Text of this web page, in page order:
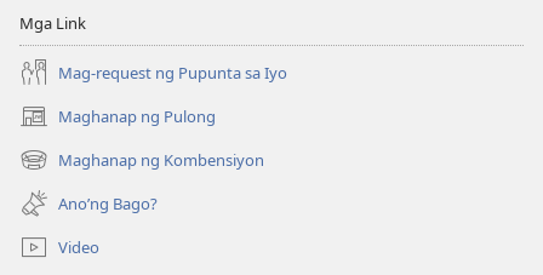
Mga Link
Mag-request ng Pupunta sa Iyo
Maghanap ng Pulong
(may
bubukas
na
bagong
window)
Maghanap ng Kombensiyon
(may
bubukas
na
bagong
window)
Ano’ng Bago?
Video